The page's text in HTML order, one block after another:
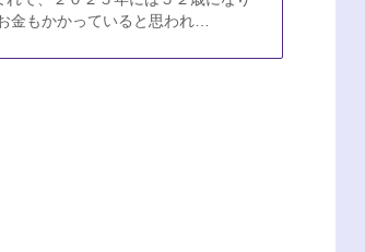
金もかかっていると思われ…